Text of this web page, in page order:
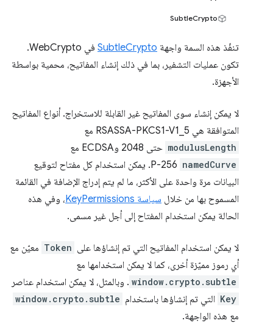
SubtleCrypto
تنفّذ هذه السمة واجهة SubtleCrypto
في WebCrypto.
تكون عمليات التشفير، بما في ذلك إنشاء المفاتيح، محمية بواسطة
الأجهزة.
لا يمكن إنشاء سوى المفاتيح غير القابلة للاستخراج. أنواع المفاتيح
المتوافقة هي RSASSA-PKCS1-V1_5 مع
modulusLength حتى 2048 وECDSA مع
namedCurve
P-256. يمكن استخدام كل مفتاح لتوقيع
البيانات مرة واحدة على الأكثر، ما لم يتم إدراج الإضافة في القائمة
المسموح بها من خلال سياسة KeyPermissions
، وفي هذه
الحالة يمكن استخدام المفتاح إلى أجل غير مسمى.
لا يمكن استخدام المفاتيح التي تم إنشاؤها على Token معيّن مع
أي رموز مميّزة أخرى، كما لا يمكن استخدامها مع
window.crypto.subtle . وبالمثل، لا يمكن استخدام عناصر
Key التي تم إنشاؤها باستخدام window.crypto.subtle
مع هذه الواجهة.